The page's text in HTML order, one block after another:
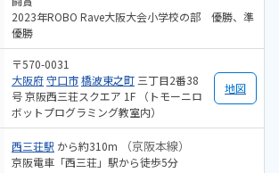
2023年ROBO Rave大阪大会小学校の部 優勝、準
優勝
〒570-0031
大阪府守口市橋波東之町 三丁目2番38
号 京阪西三荘スクエア 1F （トモーニロ
ボットプログラミング教室内）
地図
西三荘駅 から約310m （京阪本線）
京阪電車「西三荘」駅から徒歩5分